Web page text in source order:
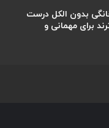
بدون الکل درست
ترند برای مهمانی و